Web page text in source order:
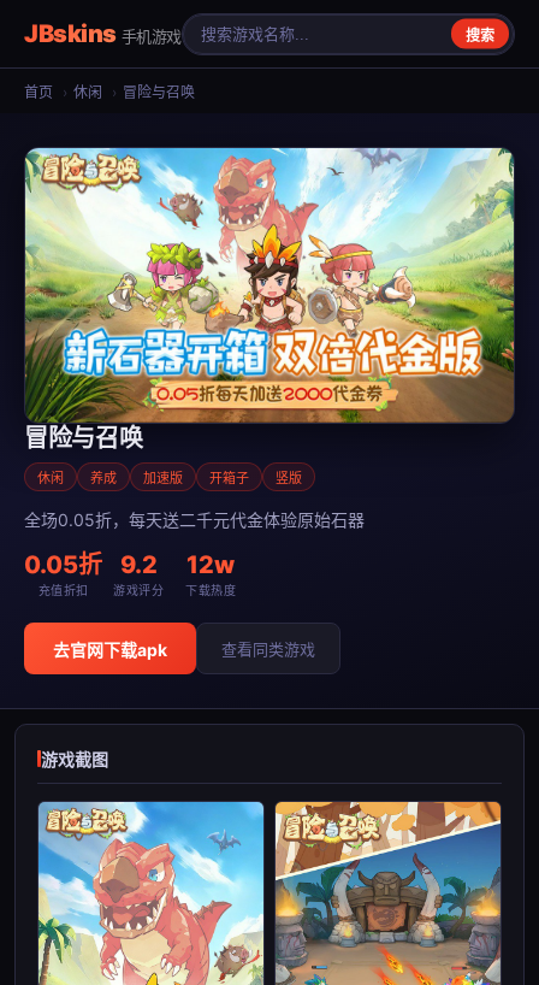
JBskins 手机游戏 搜索
首页 › 休闲 › 冒险与召唤
冒险与召唤
休闲 养成 加速版 开箱子 竖版
全场0.05折，每天送二千元代金体验原始石器
0.05折
充值折扣
9.2
游戏评分
12w
下载热度
去官网下载apk 查看同类游戏
游戏截图